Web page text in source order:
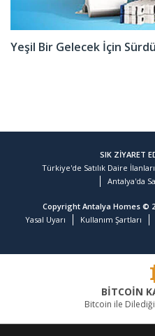
Yeşil Bir Gelecek İçin
SIK ZİYARET
Türkiye'de Satılık Daire İlanları
Antalya'da
Copyright Antalya Homes ©
Yasal Uyarı
Kullanım Şartları
BİTCOİN
Bitcoin ile